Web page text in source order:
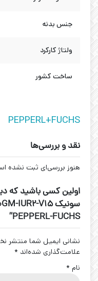
جنس بدنه
ولتاژ کارکرد
ساخت کشور
PEPPERL+FUCHS
نقد و بررسی‌ها
هنوز بررسی‌ای ثبت نشده
اولین کسی باشید که
PEPPERL-FUCHS”
نشانی ایمیل شما منتشر
علامت‌گذاری شده‌اند *
نام *